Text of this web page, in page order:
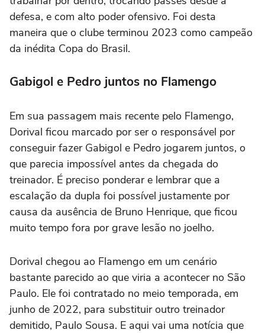
defesa, e com alto poder ofensivo. Foi desta
maneira que o clube terminou 2023 como campeão
da inédita Copa do Brasil.
Gabigol e Pedro juntos no Flamengo
Em sua passagem mais recente pelo Flamengo,
Dorival ficou marcado por ser o responsável por
conseguir fazer Gabigol e Pedro jogarem juntos, o
que parecia impossível antes da chegada do
treinador. É preciso ponderar e lembrar que a
escalação da dupla foi possível justamente por
causa da ausência de Bruno Henrique, que ficou
muito tempo fora por grave lesão no joelho.
Dorival chegou ao Flamengo em um cenário
bastante parecido ao que viria a acontecer no São
Paulo. Ele foi contratado no meio temporada, em
junho de 2022, para substituir outro treinador
demitido, Paulo Sousa. E aqui vai uma notícia que